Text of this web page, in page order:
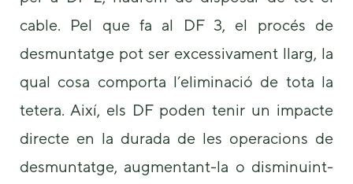
cable. Pel que fa al DF 3, el procés de
desmuntatge pot ser excessivament llarg, la
qual cosa comporta l’eliminació de tota la
tetera. Així, els DF poden tenir un impacte
directe en la durada de les operacions de
desmuntatge, augmentant-la o disminuint-